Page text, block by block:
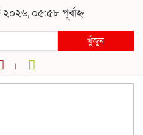
২০২৬, ০৫:৫৮ পূর্বাহ্ন
খুঁজুন